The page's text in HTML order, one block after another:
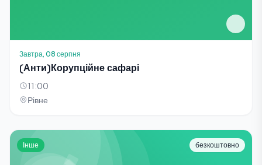
Завтра, 08 серпня
(Анти)Корупційне сафарі
11:00
Рівне
Інше безкоштовно